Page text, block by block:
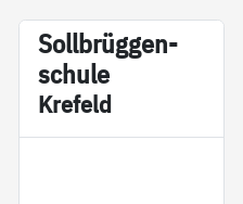
Soll­brüg­gen­
schu­le
Kre­feld